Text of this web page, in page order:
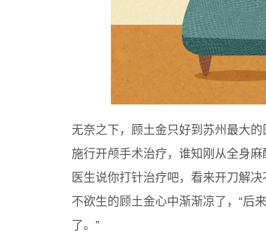
无奈之下，顾土金只好到苏州最大
施行开颅手术治疗，谁知刚从全身
医生说你打针治疗吧，看来开刀解
不欲生的顾土金心中渐渐凉了，“后
了。”